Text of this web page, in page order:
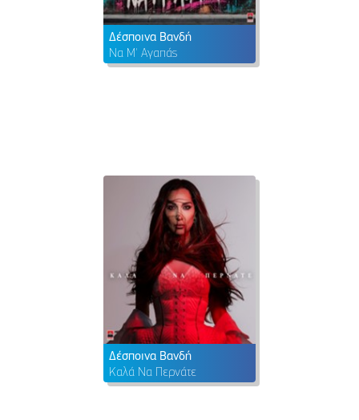
Δέσποινα Βανδή
Να Μ' Αγαπάς
Δέσποινα Βανδή
Καλά Να Περνάτε